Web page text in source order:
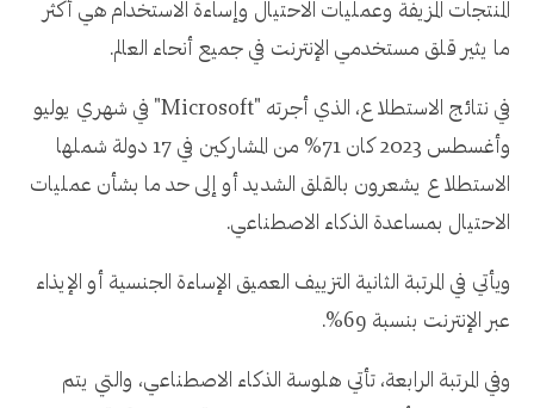
المنتجات المزيفة وعمليات الاحتيال وإساءة الاستخدام هي أكثر
ما يثير قلق مستخدمي الإنترنت في جميع أنحاء العالم.
في نتائج الاستطلاع، الذي أجرته "Microsoft" في شهري يوليو
وأغسطس 2023 كان 71% من المشاركين في 17 دولة شملها
الاستطلاع يشعرون بالقلق الشديد أو إلى حد ما بشأن عمليات
الاحتيال بمساعدة الذكاء الاصطناعي.
ويأتي في المرتبة الثانية التزييف العميق الإساءة الجنسية أو الإيذاء
عبر الإنترنت بنسبة 69%.
وفي المرتبة الرابعة، تأتي هلوسة الذكاء الاصطناعي، والتي يتم